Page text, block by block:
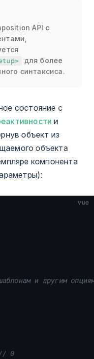
API с
для более
синтаксиса.
состояние с
и
объект из
объекта
компонента
vue
и другим
// 0